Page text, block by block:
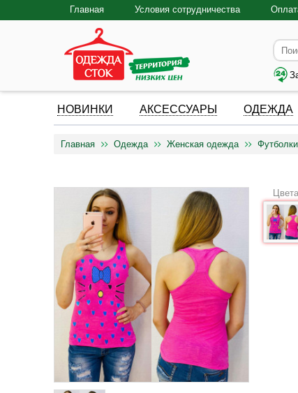
Главная Условия сотрудничества
НОВИНКИ АКСЕССУАРЫ ОДЕЖДА
Главная Одежда Женская одежда
Цвета